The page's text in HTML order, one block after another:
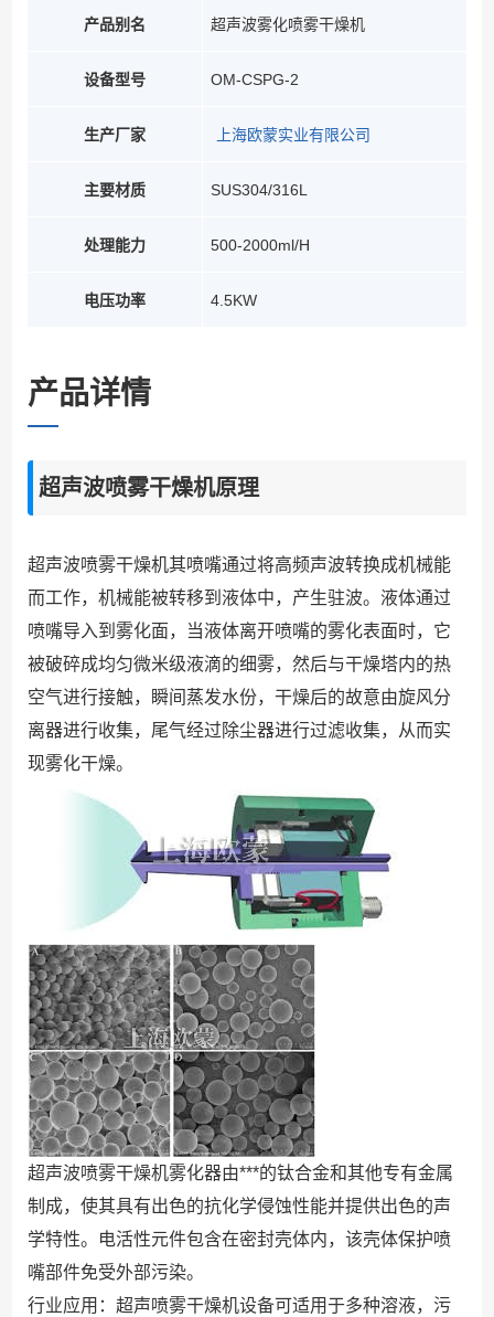
产品别名
设备型号
生产厂家
主要材质
处理能力
电压功率
超声波雾化喷雾干燥机
OM-CSPG-2
上海欧蒙实业有限公司
SUS304/316L
500-2000ml/H
4.5KW
产品详情
超声波喷雾干燥机原理
超声波喷雾干燥机其喷嘴通过将高频声波转换成机械能
而工作，机械能被转移到液体中，产生驻波。液体通过
喷嘴导入到雾化面，当液体离开喷嘴的雾化表面时，它
被破碎成均匀微米级液滴的细雾，然后与干燥塔内的热
空气进行接触，瞬间蒸发水份，干燥后的故意由旋风分
离器进行收集，尾气经过除尘器进行过滤收集，从而实
现雾化干燥。
超声波喷雾干燥机雾化器由***的钛合金和其他专有金属
制成，使其具有出色的抗化学侵蚀性能并提供出色的声
学特性。电活性元件包含在密封壳体内，该壳体保护喷
嘴部件免受外部污染。
行业应用：超声喷雾干燥机设备可适用于多种溶液，污